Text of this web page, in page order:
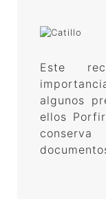
Este
algunos
ellos